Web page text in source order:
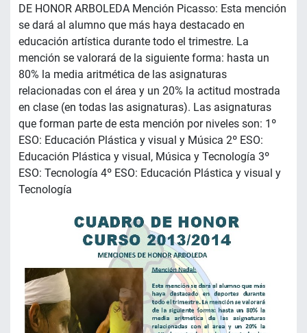
DE HONOR ARBOLEDA Mención Picasso: Esta mención
se dará al alumno que más haya destacado en
educación artística durante todo el trimestre. La
mención se valorará de la siguiente forma: hasta un
80% la media aritmética de las asignaturas
relacionadas con el área y un 20% la actitud mostrada
en clase (en todas las asignaturas). Las asignaturas
que forman parte de esta mención por niveles son: 1º
ESO: Educación Plástica y visual y Música 2º ESO:
Educación Plástica y visual, Música y Tecnología 3º
ESO: Tecnología 4º ESO: Educación Plástica y visual y
Tecnología